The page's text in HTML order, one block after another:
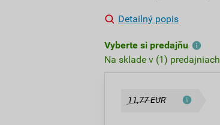
Detailný popis
Vyberte si predajňu
Na sklade v (1) predajniach
11,77 EUR